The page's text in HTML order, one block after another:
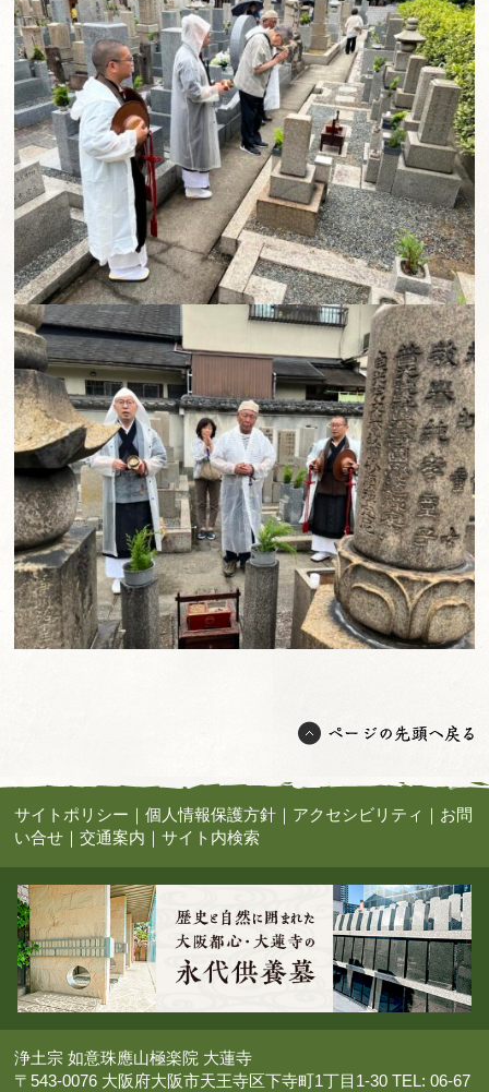
サイトポリシー ｜個人情報保護方針 ｜ アクセシビリティ ｜ お問
い合せ ｜交通案内 ｜サイト内検索
浄土宗 如意珠應山極楽院 大蓮寺
〒543-0076 大阪府大阪市天王寺区下寺町1丁目1-30 TEL: 06-67